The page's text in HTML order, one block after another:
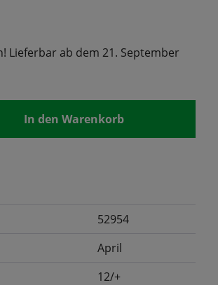
Lieferbar ab dem 21. September
gewünschten Wert ein
In den Warenkorb
52954
April
12/+